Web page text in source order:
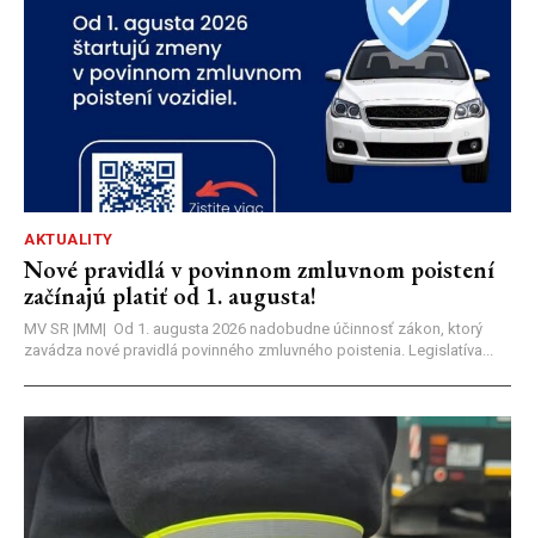
AKTUALITY
Nové pravidlá v povinnom zmluvnom poistení
začínajú platiť od 1. augusta!
MV SR |MM| Od 1. augusta 2026 nadobudne účinnosť zákon, ktorý
zavádza nové pravidlá povinného zmluvného poistenia. Legislatíva...